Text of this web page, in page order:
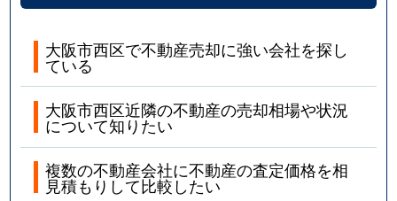
大阪市西区で不動産売却に強い会社を探し
ている
大阪市西区近隣の不動産の売却相場や状況
について知りたい
複数の不動産会社に不動産の査定価格を相
見積もりして比較したい